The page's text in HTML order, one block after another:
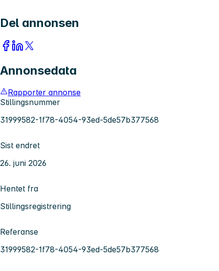
Del annonsen
Annonsedata
Rapporter annonse
Stillingsnummer
31999582-1f78-4054-93ed-5de57b377568
Sist endret
26. juni 2026
Hentet fra
Stillingsregistrering
Referanse
31999582-1f78-4054-93ed-5de57b377568